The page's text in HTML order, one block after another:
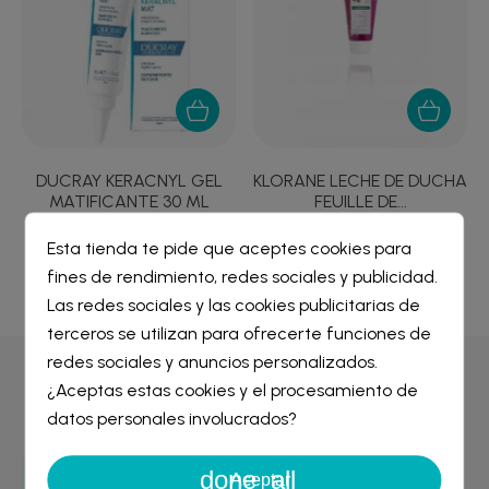
DUCRAY KERACNYL GEL
MATIFICANTE 30 ML
15,78 €
KLORANE LECHE DE DUCHA
FEUILLE DE...
3,40 €
Por qué comprar enFarmacia Liceo
Crear lista de deseos
Nombre de la lista de deseos
Iniciar sesión
Debe iniciar sesión para guardar productos en su lista de
deseos.
Cancelar Iniciar sesión
Esta tienda te pide que aceptes cookies para
fines de rendimiento, redes sociales y publicidad.
Las redes sociales y las cookies publicitarias de
terceros se utilizan para ofrecerte funciones de
redes sociales y anuncios personalizados.
¿Aceptas estas cookies y el procesamiento de
datos personales involucrados?
done_all
Aceptar